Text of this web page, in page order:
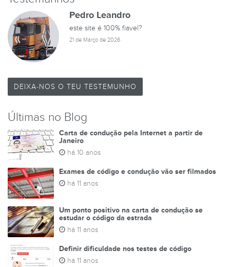
TESTES DE
Pedro Leandro
este site é 100% fiavel?
21 de Março de 2026
DEIXA-NOS O TEU TESTEMUNHO
Últimas no Blog
Carta de condução pela Internet a partir de
Janeiro
há 10 anos
Exames de código e condução vão ser filmados
há 11 anos
Um ponto positivo na carta de condução se
estudar o código da estrada
há 11 anos
Definir dificuldade nos testes de código
há 11 anos